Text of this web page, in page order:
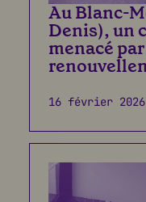
Au Blanc-
Denis), un
menacé
16 février 2026